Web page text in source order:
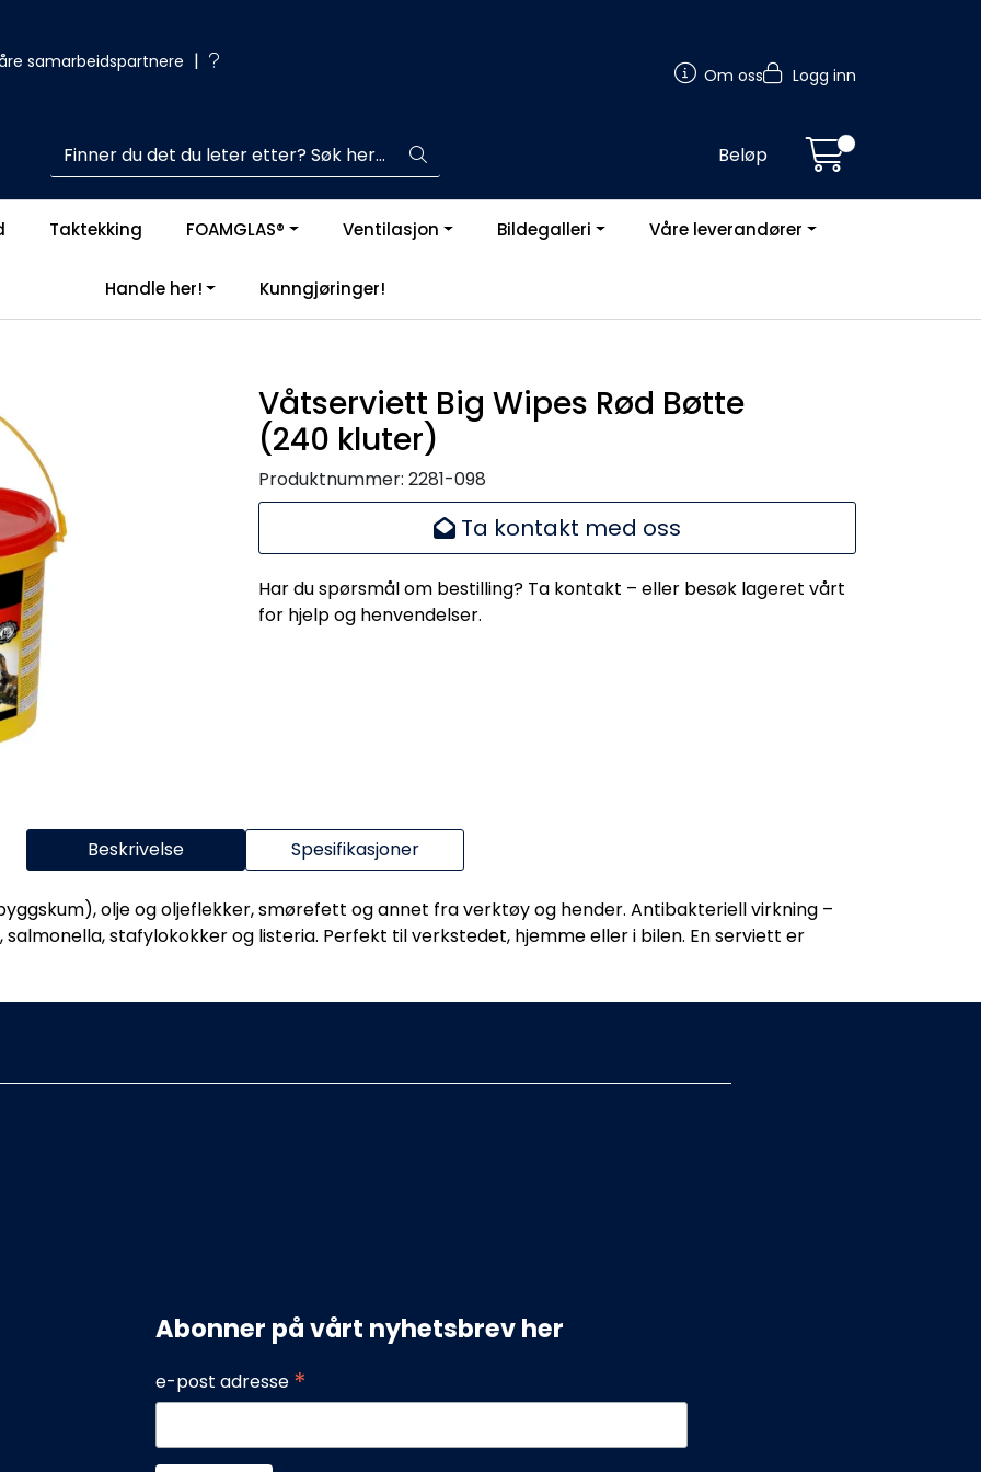
samarbeidspartnere |
Om oss Logg inn
Beløp
Taktekking FOAMGLAS® Ventilasjon Bildegalleri Våre leverandører
Handle her! Kunngjøringer!
Våtserviett Big Wipes Rød Bøtte
(240 kluter)
Produktnummer: 2281-098
Ta kontakt med oss
Har du spørsmål om bestilling? Ta kontakt – eller besøk lageret vårt
for hjelp og henvendelser.
Beskrivelse Spesifikasjoner
olje og oljeflekker, smørefett og annet fra verktøy og hender. Antibakteriell virkning –
stafylokokker og listeria. Perfekt til verkstedet, hjemme eller i bilen. En serviett er
Abonner på vårt nyhetsbrev her
e-post adresse *